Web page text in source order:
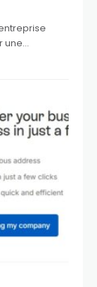
une